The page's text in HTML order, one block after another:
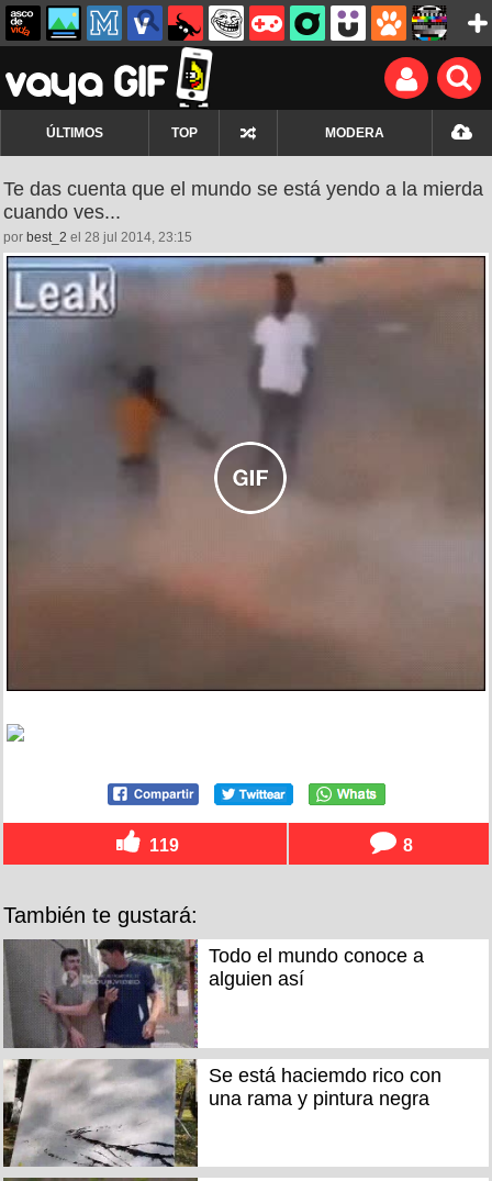
ÚLTIMOS TOP MODERA
Te das cuenta que el mundo se está yendo a la mierda
cuando ves...
por best_2 el 28 jul 2014, 23:15
119 8
También te gustará:
Todo el mundo conoce a
alguien así
Se está haciemdo rico con
una rama y pintura negra